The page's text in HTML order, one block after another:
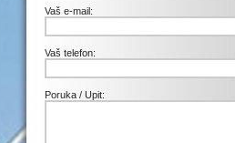
Vaš e-mail:
Vaš telefon:
Poruka / Upit: